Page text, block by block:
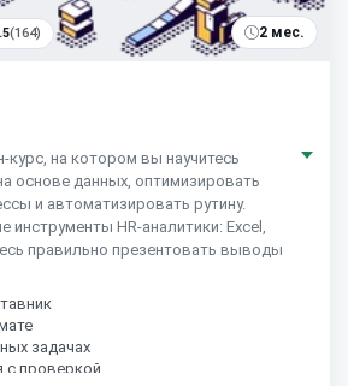
(164) 2 мес.
курс, на котором вы научитесь
основе данных, оптимизировать
и автоматизировать рутину.
инструменты HR-аналитики: Excel,
правильно презентовать выводы
задачах
с проверкой